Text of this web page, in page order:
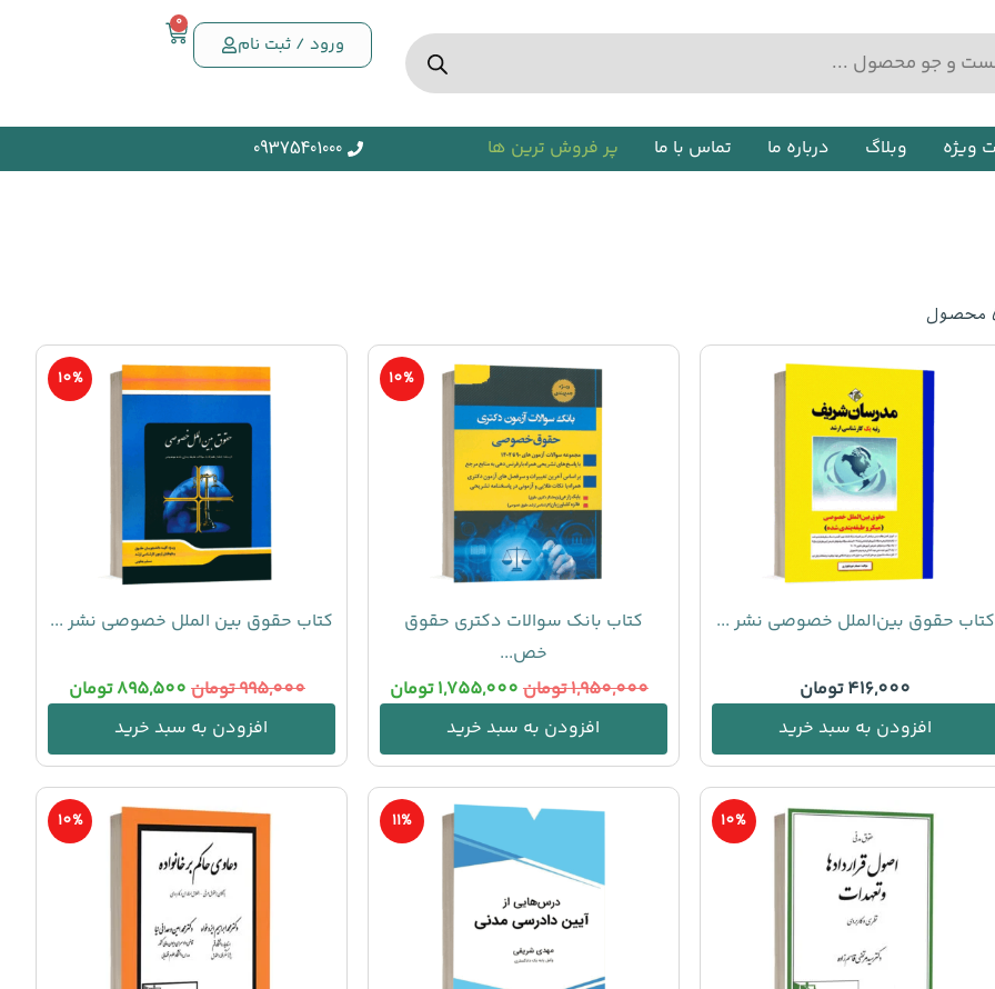
ورود / ثبت نام
0
ویژه وبلاگ درباره ما تماس با ما پر فروش ترین ها 09375401000
محصول
کتاب حقوق بين‌الملل خصوصی نشر ...
416,000تومان
افزودن به سبد خرید
10%
کتاب بانک سوالات دکتری حقوق
خص...
1,950,000تومان 1,755,000تومان
افزودن به سبد خرید
10%
کتاب حقوق بین الملل خصوصی نشر ...
995,000تومان 895,500تومان
افزودن به سبد خرید
10%
11%
10%